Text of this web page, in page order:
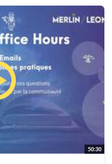
50:30